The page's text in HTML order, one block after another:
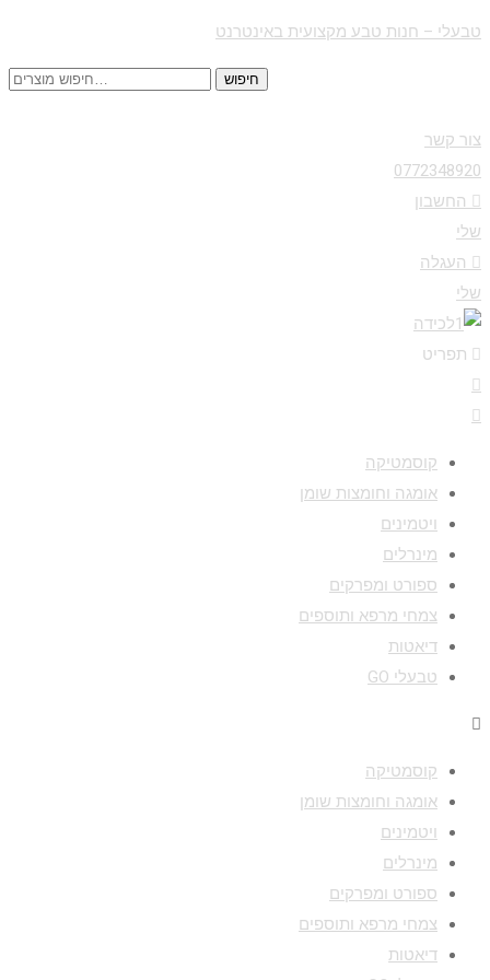
טבעלי – חנות טבע מקצועית באינטרנט
חיפוש
חיפוש
צור קשר
0772348920
החשבון
שלי
העגלה
שלי
תפריט
Menu
קוסמטיקה
אומגה וחומצות שומן
ויטמינים
מינרלים
ספורט ומפרקים
צמחי מרפא ותוספים
דיאטות
טבעלי GO
Menu
קוסמטיקה
אומגה וחומצות שומן
ויטמינים
מינרלים
ספורט ומפרקים
צמחי מרפא ותוספים
דיאטות